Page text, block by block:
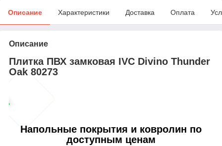
Описание Характеристики Доставка Оплата
Описание
Плитка ПВХ замковая IVC Divino Thunder
Oak 80273
Напольные покрытия и ковролин по
доступным ценам